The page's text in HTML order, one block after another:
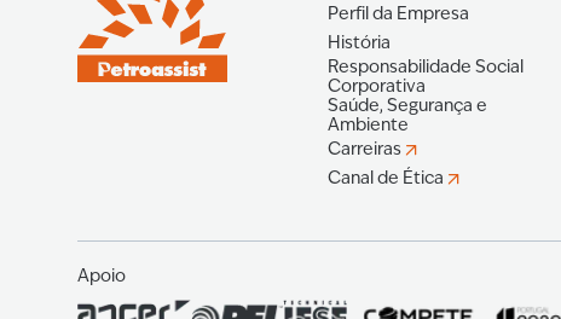
Perfil da Empresa
História
Responsabilidade Social
Corporativa
Saúde, Segurança e
Ambiente
Carreiras
Canal de Ética
Apoio